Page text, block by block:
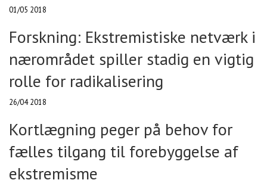
01/05 2018
Forskning: Ekstremistiske netværk i
nærområdet spiller stadig en vigtig
rolle for radikalisering
26/04 2018
Kortlægning peger på behov for
fælles tilgang til forebyggelse af
ekstremisme